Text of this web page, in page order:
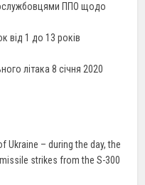
ППО щодо
від 1 до 13 років
літака 8 січня 2020
Ukraine – during the day, the
strikes from the S-300